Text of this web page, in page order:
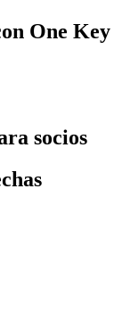
One Key
socios